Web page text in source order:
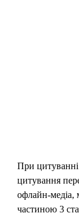
При цитуванні
цитування
офлайн-медіа,
частиною 3